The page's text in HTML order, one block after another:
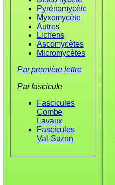
Pyrénomycète
Myxomycète
Autres
Lichens
Ascomycètes
Micromycètes
Par première lettre
Par fascicule
Fascicules
Combe
Lavaux
Fascicules
Val-Suzon